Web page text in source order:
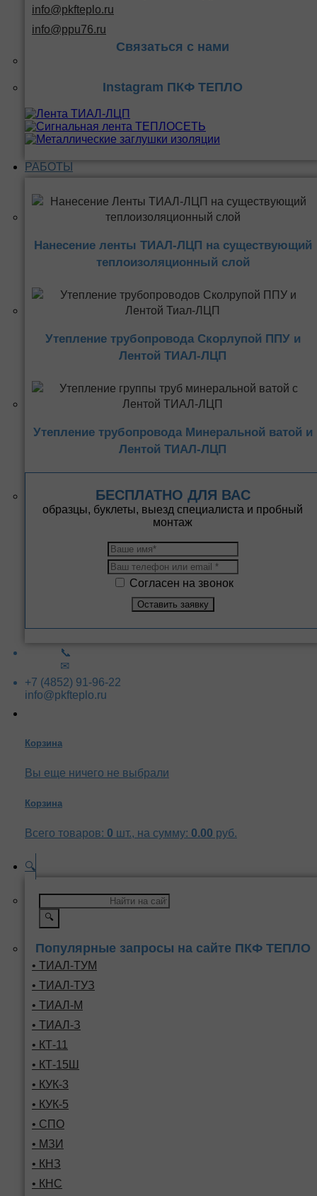
info@pkfteplo.ru
info@ppu76.ru
Связаться с нами
Instagram ПКФ ТЕПЛО
РАБОТЫ
Нанесение ленты ТИАЛ-ЛЦП на существующий
теплоизоляционный слой
Утепление трубопровода Скорлупой ППУ и
Лентой ТИАЛ-ЛЦП
Утепление трубопровода Минеральной ватой и
Лентой ТИАЛ-ЛЦП
БЕСПЛАТНО ДЛЯ ВАС
образцы, буклеты, выезд специалиста и пробный
монтаж
Согласен на звонок
📞
✉
+7 (4852) 91-96-22
info@pkfteplo.ru
Корзина
Вы еще ничего не выбрали
Корзина
Всего товаров: 0 шт., на сумму: 0.00 руб.
🔍
🔍
Популярные запросы на сайте ПКФ ТЕПЛО
• ТИАЛ-ТУМ
• ТИАЛ-ТУЗ
• ТИАЛ-М
• ТИАЛ-З
• КТ-11
• КТ-15Ш
• КУК-3
• КУК-5
• СПО
• МЗИ
• КНЗ
• КНС